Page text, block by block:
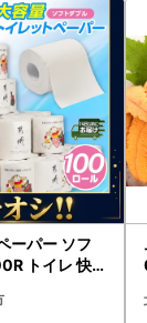
ーパー ソフ
トイレ 快